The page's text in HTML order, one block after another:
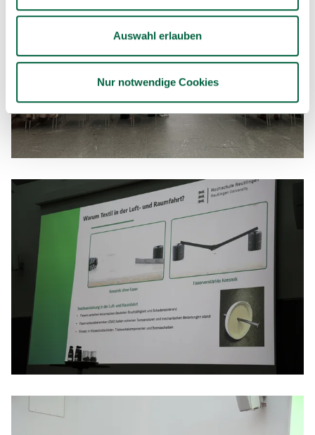
Auswahl erlauben
Nur notwendige Cookies